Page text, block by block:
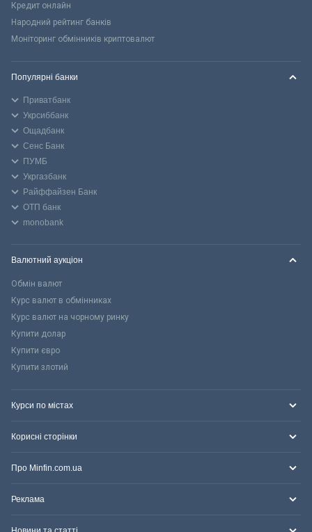
Кредит онлайн
Народний рейтинг банків
Моніторинг обмінників криптовалют
Популярні банки
Приватбанк
Укрсиббанк
Ощадбанк
Сенс Банк
ПУМБ
Укргазбанк
Райффайзен Банк
ОТП банк
monobank
Валютний аукціон
Обмін валют
Курс валют в обмінниках
Курс валют на чорному ринку
Купити долар
Купити євро
Купити злотий
Курси по містах
Корисні сторінки
Про Minfin.com.ua
Реклама